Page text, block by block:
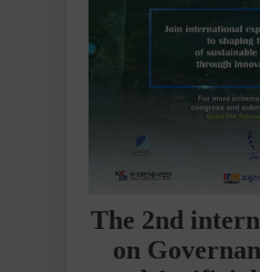
The 2nd
on